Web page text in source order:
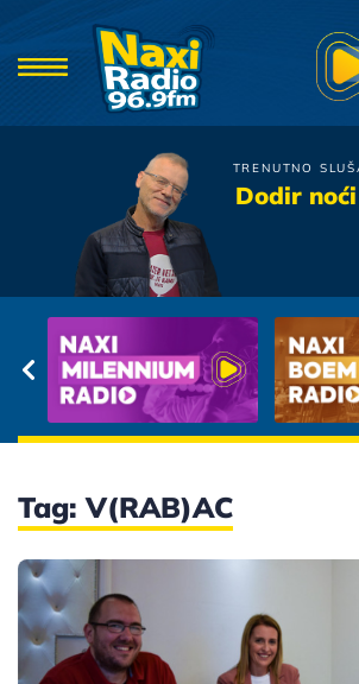
TRENUTNO
Dodir noći
Tag: V(RAB)AC